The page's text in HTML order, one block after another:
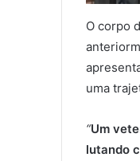
O corpo
uma
“Um
lutando